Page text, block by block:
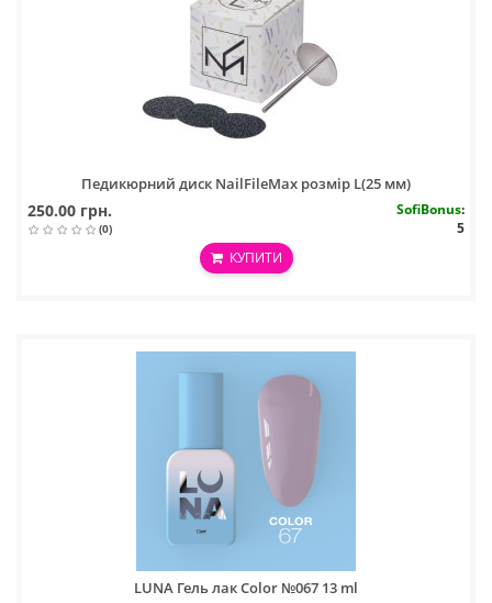
Педикюрний диск NailFileMax розмір L(25 мм)
250.00 грн.
(0)
SofiBonus:
5
КУПИТИ
LUNA Гель лак Color №067 13 ml